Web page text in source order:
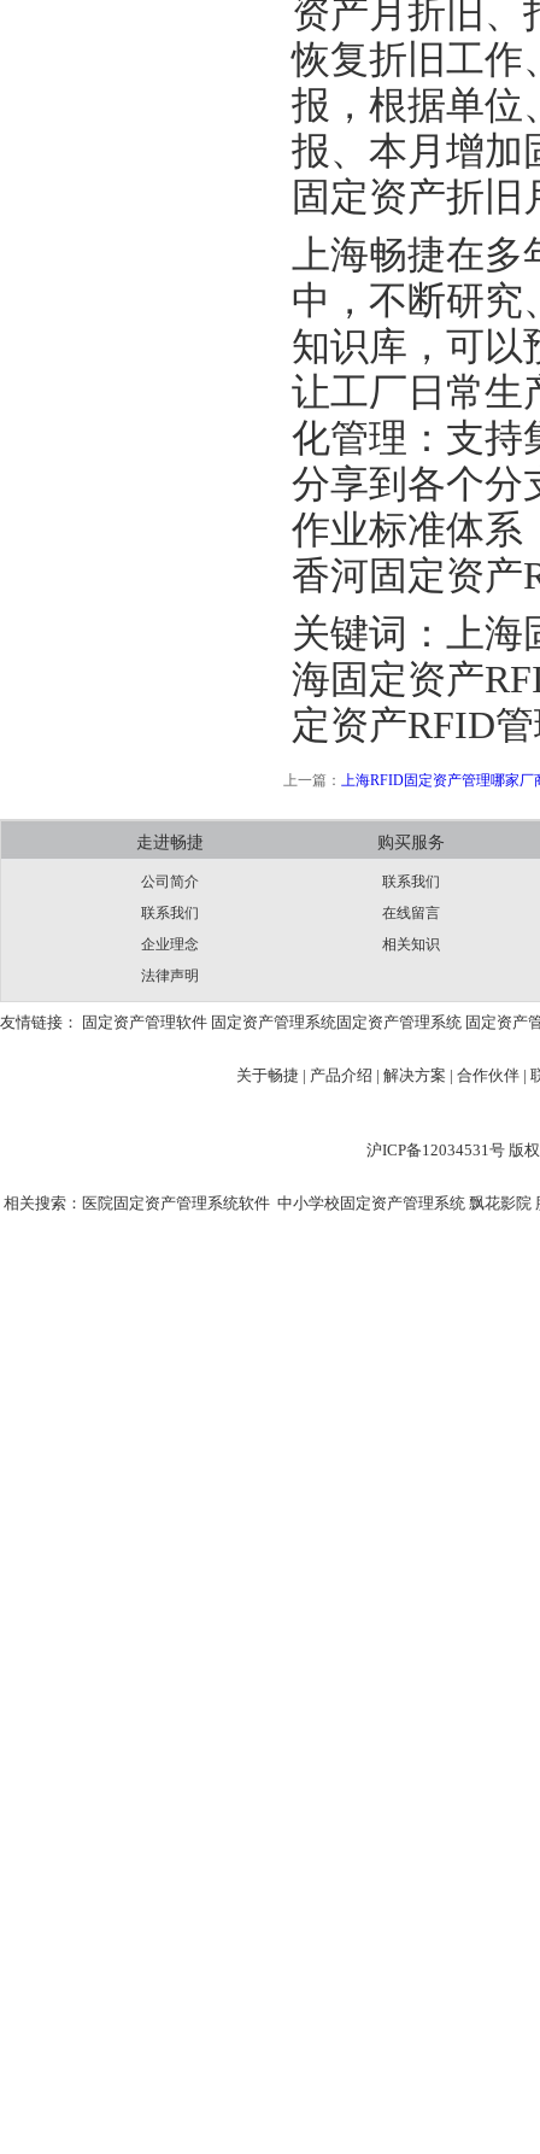
资产月折旧、
恢复折旧工作
报，根据单位
报、本月增加
固定资产折
上海畅捷在多
中，不断研究
知识库，可以
让工厂日常生
化管理：支持
分享到各个分
作业标准体系
香河固定资产
关键词：上海
海固定资产
定资产RFID
上一篇： 上海RFID固定资产管理哪家厂
走进畅捷
公司简介
联系我们
企业理念
法律声明
购买服务
联系我们
在线留言
相关知识
友情链接： 固定资产管理软件 固定资产管理系统固定资产管理系统 固定资产
关于畅捷 | 产品介绍 | 解决方案 | 合作伙伴 |
沪ICP备12034531号 版
相关搜索： 医院固定资产管理系统软件 中小学校固定资产管理系统 飘花影院